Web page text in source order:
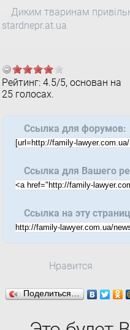
Диким тваринам
stardnepr.at.ua
Рейтинг: 4.5/5, основан на
25 голосах.
Ссылка для форумов:
Ссылка для Вашего
Ссылка на эту
Нравится
Поделиться…